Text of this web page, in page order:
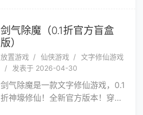
巅。
剑气除魔（0.1折官方盲盒
版）
放置游戏 仙侠游戏
文字修仙游戏
发表于 2026-04-30
剑气除魔是一款文字修仙游戏，0.1
折神壕修仙！全新官方版本！穿越